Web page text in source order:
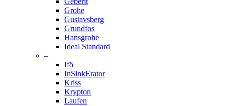
Grohe
Gustavsberg
Grundfos
Hansgrohe
Ideal Standard
–
Ifö
InSinkErator
Kriss
Krypton
Laufen